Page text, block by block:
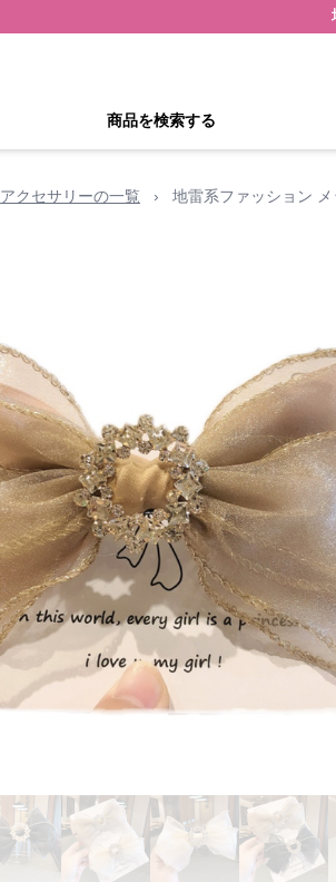
商品を検索する
アクセサリーの一覧 › 地雷系ファッション